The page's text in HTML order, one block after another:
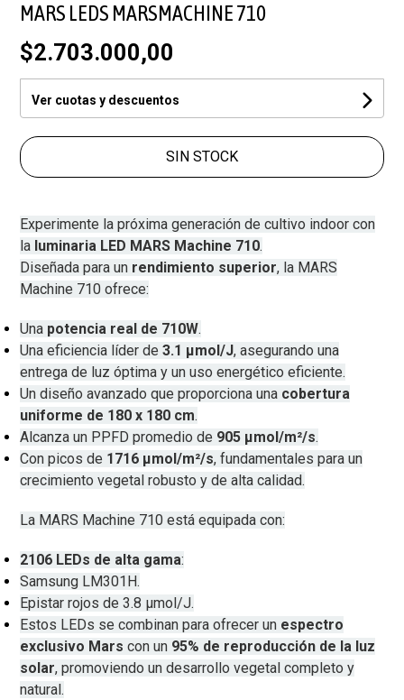
MARS LEDS MARSMACHINE 710
$2.703.000,00
Ver cuotas y descuentos
SIN STOCK
Experimente la próxima generación de cultivo indoor con
la luminaria LED MARS Machine 710.
Diseñada para un rendimiento superior, la MARS
Machine 710 ofrece:
Una potencia real de 710W.
Una eficiencia líder de3.1 µmol/J, asegurando una
entrega de luz óptima y un uso energético eficiente.
Un diseño avanzado que proporciona una cobertura
uniforme de 180 x 180 cm.
Alcanza un PPFD promedio de 905 µmol/m²/s.
Con picos de 1716 µmol/m²/s, fundamentales para un
crecimiento vegetal robusto y de alta calidad.
La MARS Machine 710 está equipada con:
2106 LEDs de alta gama:
Samsung LM301H.
Epistar rojos de 3.8 µmol/J.
Estos LEDs se combinan para ofrecer un espectro
exclusivo Mars con un 95% de reproducción de la luz
solar, promoviendo un desarrollo vegetal completo y
natural.